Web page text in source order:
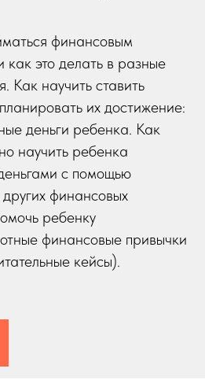
финансовым
как это делать в разные
Как научить ставить
их достижение:
деньги ребенка. Как
научить ребенка
с помощью
финансовых
ребенку
финансовые привычки
кейсы).